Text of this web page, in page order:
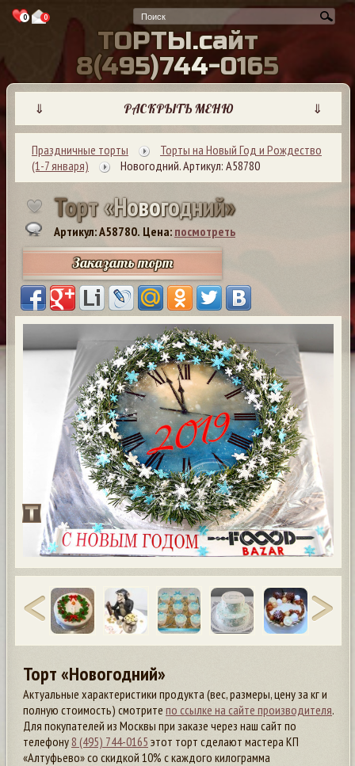
0 0
ТОРТЫ.сайт
8(495)744-0165
⇓ РАСКРЫТЬ МЕНЮ ⇓
Праздничные торты
Торты на Новый Год и Рождество
(1-7 января)
Новогодний. Артикул: А58780
Торт«Новогодний»
Артикул: A58780. Цена: посмотреть
Заказать торт
Торт «Новогодний»
Актуальные характеристики продукта (вес, размеры, цену за кг и
полную стоимость) смотрите по ссылке на сайте производителя.
Для покупателей из Москвы при заказе через наш сайт по
телефону 8 (495) 744-0165 этот торт сделают мастера КП
«Алтуфьево» со скидкой 10% с каждого килограмма